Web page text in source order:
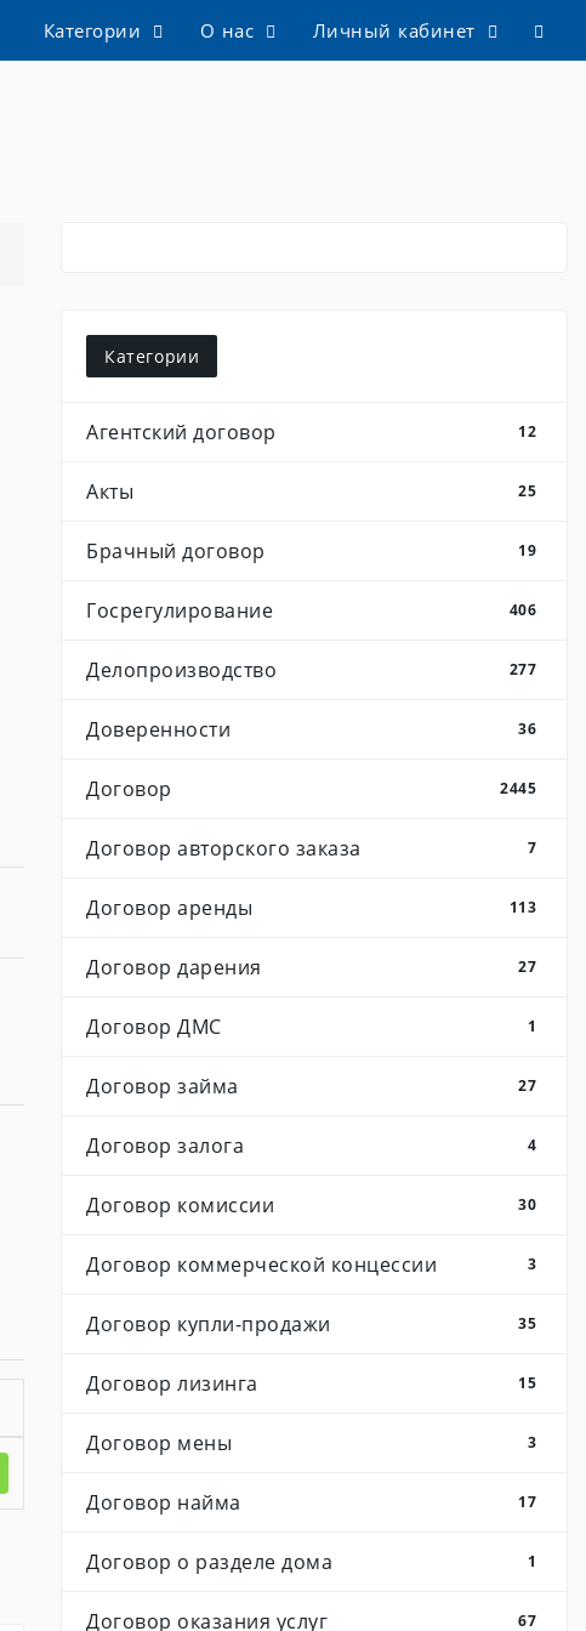
Категории О нас Личный кабинет
Категории
Агентский договор 12
Акты 25
Брачный договор 19
Госрегулирование 406
Делопроизводство 277
Доверенности 36
Договор 2445
Договор авторского заказа 7
Договор аренды 113
Договор дарения 27
Договор ДМС 1
Договор займа 27
Договор залога 4
Договор комиссии 30
Договор коммерческой концессии 3
Договор купли-продажи 35
Договор лизинга 15
Договор мены 3
Договор найма 17
Договор о разделе дома 1
Договор оказания услуг 67